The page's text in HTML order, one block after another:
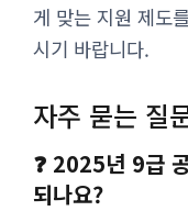
게 맞는 지원 제도
시기 바랍니다.
자주 묻는 질
❓ 2025년 9급
되나요?